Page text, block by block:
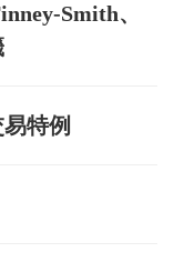
Smith、
特例